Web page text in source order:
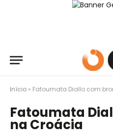
Início » Fatoumata Diallo com
Fatoumata
na Croácia